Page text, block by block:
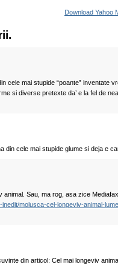
Download Yahoo
cele mai stupide “poante” inventate
si diverse pretexte da’ e la fel de
din cele mai stupide glume si deja e
animal. Sau, ma rog, asa zice
molusca-cel-longeviv-animal-
din articol: Cel mai longeviv